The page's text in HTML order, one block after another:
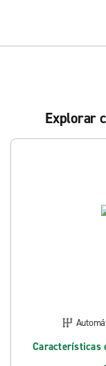
Explorar
Características